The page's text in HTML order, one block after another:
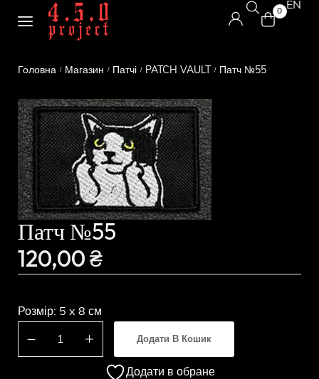
0 EN
Головна / Магазин / Патчі / PATCH VAULT / Патч №55
Патч №55
120,00₴
Розмір: 5 x 8 см
Додати В Кошик
Додати в обране